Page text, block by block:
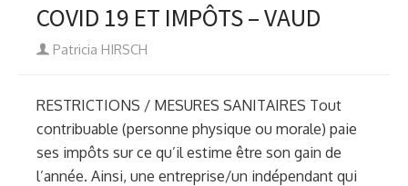
COVID 19 ET IMPÔTS – VAUD
Author
Patricia HIRSCH
RESTRICTIONS / MESURES SANITAIRES Tout
contribuable (personne physique ou morale) paie
ses impôts sur ce qu’il estime être son gain de
l’année. Ainsi, une entreprise/un indépendant qui